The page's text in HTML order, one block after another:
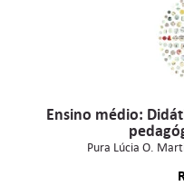
Ensino médio:
Pura Lúcia O.